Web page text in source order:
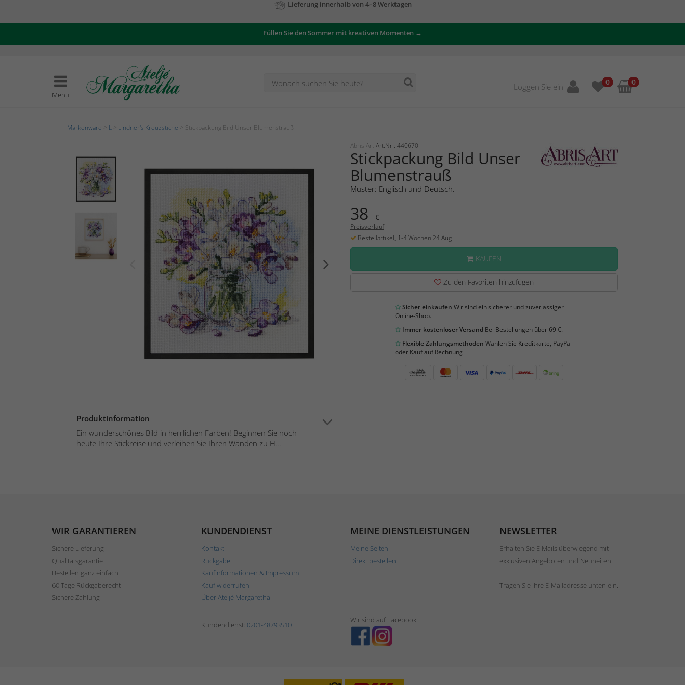
Füllen Sie den Sommer mit kreativen Momenten →
Menü
Loggen Sie ein 0 0
Markenware L Lindner's Kreuzstiche > Stickpackung Bild Unser Blumenstrauß
Produktinformation
Ein wunderschönes Bild in herrlichen Farben! Beginnen Sie noch
heute Ihre Stickreise und verleihen Sie Ihren Wänden zu H...
Abris Art Art.Nr.: 440670
Stickpackung Bild Unser
Blumenstrauß
Muster: Englisch und Deutsch.
38 €
Preisverlauf
Bestellartikel, 1-4 Wochen 24 Aug
KAUFEN
Zu den Favoriten hinzufügen
Sicher einkaufen Wir sind ein sicherer und zuverlässiger
Online-Shop.
Immer kostenloser VersandBei Bestellungen über 69 €.
Flexible Zahlungsmethoden Wählen Sie Kreditkarte, PayPal
oder Kauf auf Rechnung
WIR GARANTIEREN
Sichere Lieferung
Qualitätsgarantie
Bestellen ganz einfach
60 Tage Rückgaberecht
Sichere Zahlung
KUNDENDIENST
Kontakt
Rückgabe
Kaufinformationen & Impressum
Kauf widerrufen
Über Ateljé Margaretha
MEINE DIENSTLEISTUNGEN
Meine Seiten
Direkt bestellen
NEWSLETTER
Erhalten Sie E-Mails überwiegend mit
exklusiven Angeboten und Neuheiten.
Tragen Sie Ihre E-Mailadresse unten ein.
Kundendienst: 0201-48793510
Wir sind auf Facebook